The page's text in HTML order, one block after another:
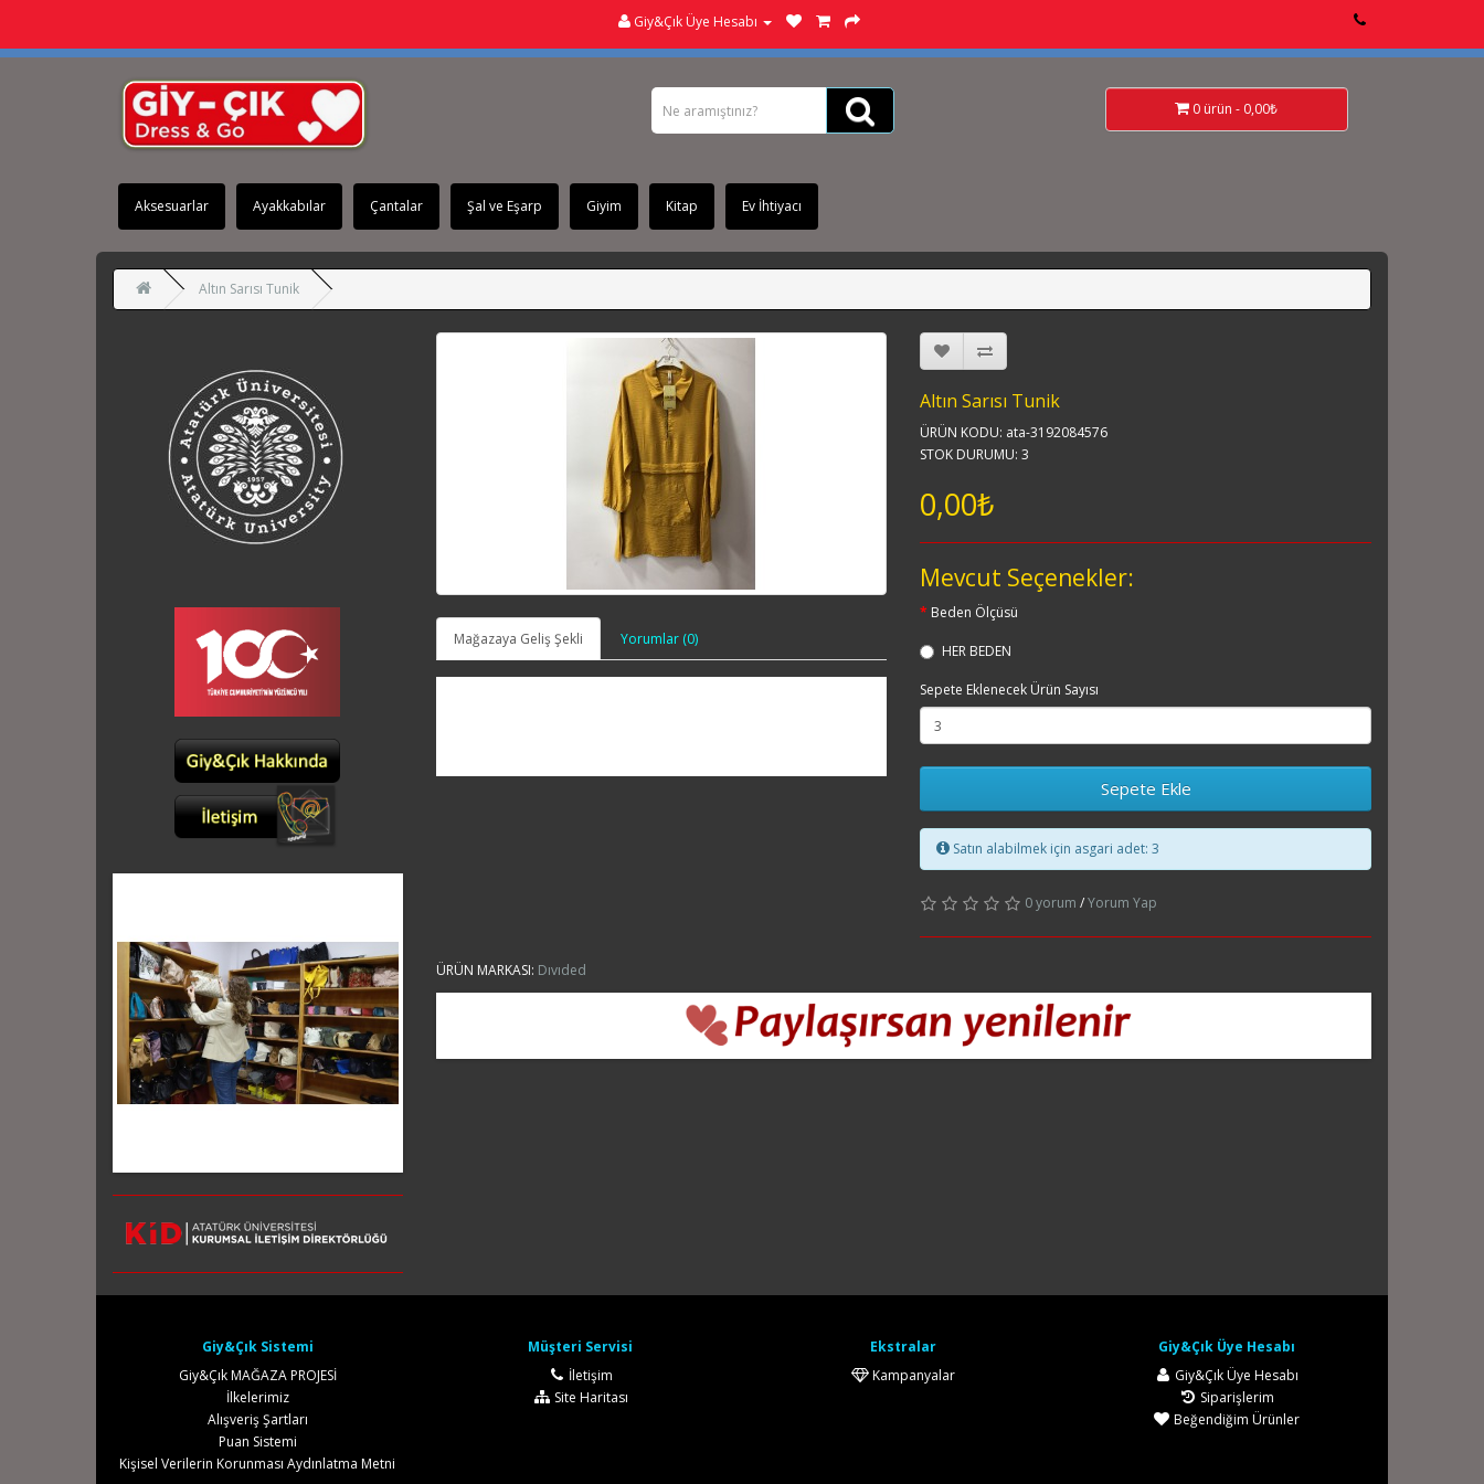
Giy&Çık Üye Hesabı
0 ürün - 0,00₺
Aksesuarlar Ayakkabılar Çantalar Şal ve Eşarp Giyim Kitap Ev İhtiyacı
Altın Sarısı Tunik
Mağazaya Geliş Şekli Yorumlar (0)
Altın Sarısı Tunik
ÜRÜN KODU: ata-3192084576
STOK DURUMU: 3
0,00₺
Mevcut Seçenekler:
Beden Ölçüsü
HER BEDEN
Sepete Eklenecek Ürün Sayısı
Sepete Ekle
Satın alabilmek için asgari adet: 3
0 yorum /Yorum Yap
ÜRÜN MARKASI: Dıvıded
Giy&Çık Sistemi
Giy&Çık MAĞAZA PROJESİ
İlkelerimiz
Alışveriş Şartları
Puan Sistemi
Kişisel Verilerin Korunması Aydınlatma Metni
Müşteri Servisi
İletişim
Site Haritası
Ekstralar
Kampanyalar
Giy&Çık Üye Hesabı
Giy&Çık Üye Hesabı
Siparişlerim
Beğendiğim Ürünler